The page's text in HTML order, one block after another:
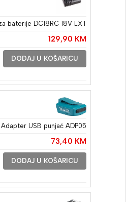
baterije DC18RC 18V LXT
129,90 KM
DODAJ U KOŠARICU
Adapter USB punjač ADP05
73,40 KM
DODAJ U KOŠARICU